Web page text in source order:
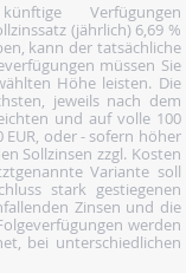
Verfügungen
(jährlich) 6,69 %
kann der tatsächliche
müssen Sie
Höhe leisten. Die
jeweils nach dem
und auf volle 100
EUR, oder - sofern höher
Sollzinsen zzgl. Kosten
Variante soll
stark gestiegenen
Zinsen und die
werden
bei unterschiedlichen